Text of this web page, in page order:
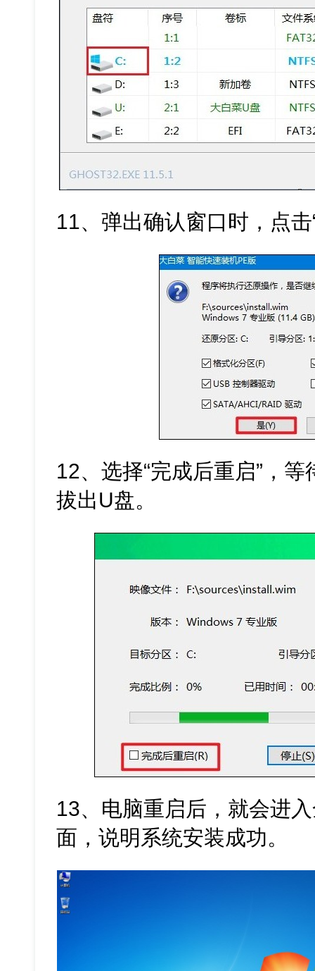
11、弹出确认窗口时，点
12、选择“完成后重启”，
拔出U盘。
13、电脑重启后，就会进
面，说明系统安装成功。